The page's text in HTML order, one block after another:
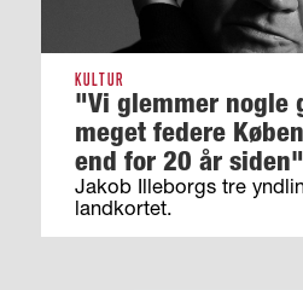
KULTUR
"Vi glemmer nogle
meget federe
end for 20 år siden"
Jakob Illeborgs tre
landkortet.